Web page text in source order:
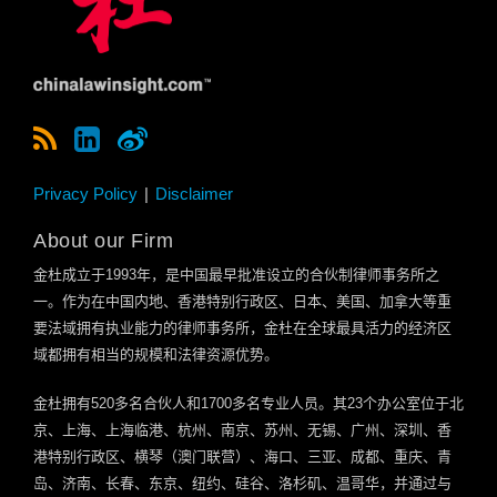
Privacy Policy Disclaimer
About our Firm
金杜成立于1993年，是中国最早批准设立的合伙制律师事务所之
一。作为在中国内地、香港特别行政区、日本、美国、加拿大等重
要法域拥有执业能力的律师事务所，金杜在全球最具活力的经济区
域都拥有相当的规模和法律资源优势。
金杜拥有520多名合伙人和1700多名专业人员。其23个办公室位于北
京、上海、上海临港、杭州、南京、苏州、无锡、广州、深圳、香
港特别行政区、横琴（澳门联营）、海口、三亚、成都、重庆、青
岛、济南、长春、东京、纽约、硅谷、洛杉矶、温哥华，并通过与